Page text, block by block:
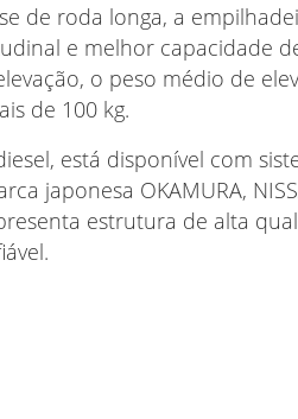
de roda longa, a
e melhor capacidade
o peso médio de
de 100 kg.
está disponível com
japonesa OKAMURA,
estrutura de alta